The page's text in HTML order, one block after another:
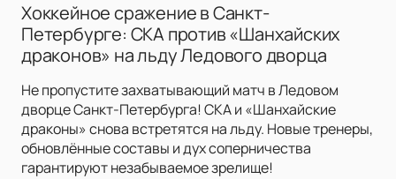
Хоккейное сражение в Санкт-
Петербурге: СКА против «Шанхайских
драконов» на льду Ледового дворца
Не пропустите захватывающий матч в Ледовом
дворце Санкт-Петербурга! СКА и «Шанхайские
драконы» снова встретятся на льду. Новые тренеры,
обновлённые составы и дух соперничества
гарантируют незабываемое зрелище!